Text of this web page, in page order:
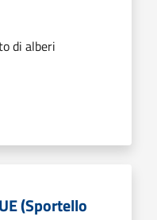
di alberi
(Sportello